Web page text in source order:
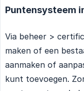
Puntensysteem
Via beheer >
maken of een
aanmaken of
kunt toevoegen.